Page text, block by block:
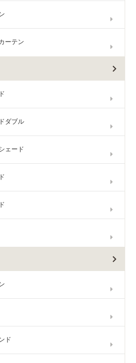
ーテン
ダブル
ェード
ド